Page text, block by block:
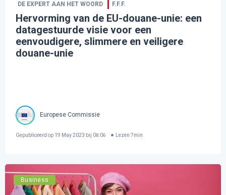
DE EXPERT AAN HET WOORD F.F.F.
Hervorming van de EU-douane-unie: een
datagestuurde visie voor een
eenvoudigere, slimmere en veiligere
douane-unie
Europese Commissie
Gepubliceerd op 19 May 2023 bij 08:06 Lezen 7min
Business